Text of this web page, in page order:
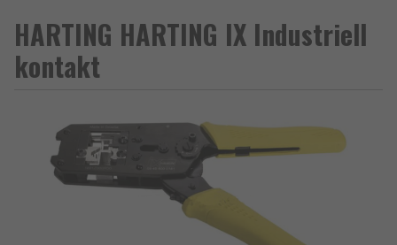
HARTING HARTING IX Industriell
kontakt